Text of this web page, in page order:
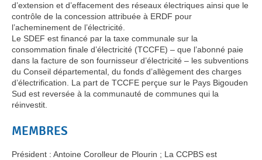
d’extension et d’effacement des réseaux électriques ainsi que le
contrôle de la concession attribuée à ERDF pour
l’acheminement de l’électricité.
Le SDEF est financé par la taxe communale sur la
consommation finale d’électricité (TCCFE) – que l’abonné paie
dans la facture de son fournisseur d’électricité – les subventions
du Conseil départemental, du fonds d’allègement des charges
d’électrification. La part de TCCFE perçue sur le Pays Bigouden
Sud est reversée à la communauté de communes qui la
réinvestit.
MEMBRES
Président : Antoine Corolleur de Plourin ; La CCPBS est